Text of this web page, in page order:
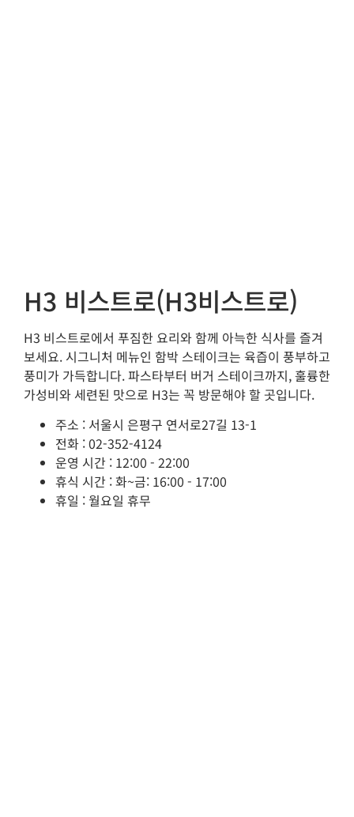
H3 비스트로(H3비스트로)
H3 비스트로에서 푸짐한 요리와 함께 아늑한 식사를 즐겨
보세요. 시그니처 메뉴인 함박 스테이크는 육즙이 풍부하고
풍미가 가득합니다. 파스타부터 버거 스테이크까지, 훌륭한
가성비와 세련된 맛으로 H3는 꼭 방문해야 할 곳입니다.
주소 : 서울시 은평구 연서로27길 13-1
전화 : 02-352-4124
운영 시간 : 12:00 - 22:00
휴식 시간 : 화~금: 16:00 - 17:00
휴일 : 월요일 휴무